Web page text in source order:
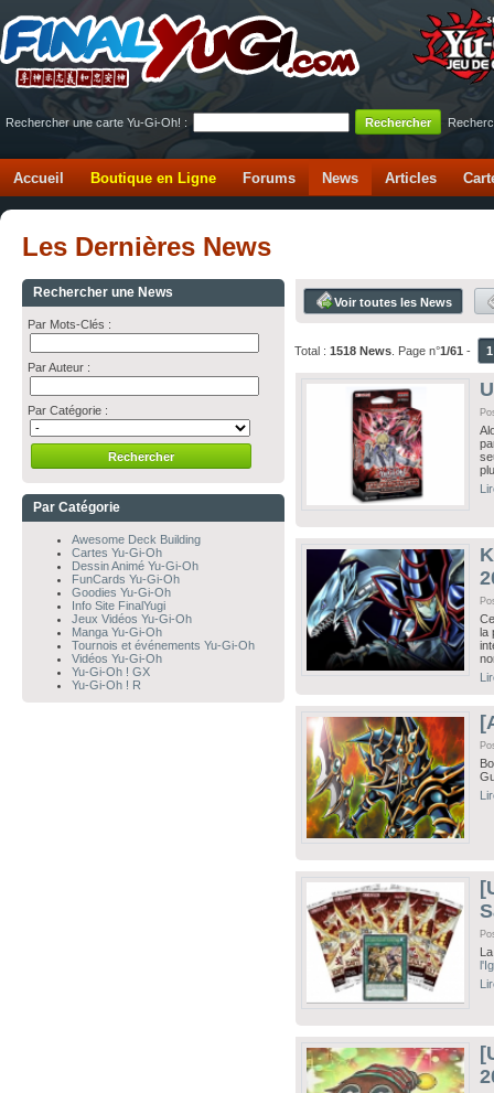
Rechercher une carte Yu-Gi-Oh! :
Accueil Boutique en Ligne Forums News Articles
Les Dernières News
Rechercher une News
Par Mots-Clés :
Par Auteur :
Par Catégorie :
Par Catégorie
Awesome Deck Building
Cartes Yu-Gi-Oh
Dessin Animé Yu-Gi-Oh
FunCards Yu-Gi-Oh
Goodies Yu-Gi-Oh
Info Site FinalYugi
Jeux Vidéos Yu-Gi-Oh
Manga Yu-Gi-Oh
Tournois et événements Yu-Gi-Oh
Vidéos Yu-Gi-Oh
Yu-Gi-Oh ! GX
Yu-Gi-Oh ! R
Voir toutes les News
Total :1518 News . Page n°1/61 - 1
la